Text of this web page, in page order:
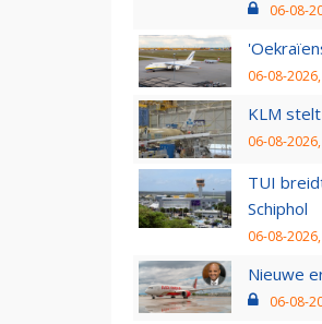
06-08-
06-08-
KLM
06-08-
TUI
Schiphol
06-08-
Nieuwe
06-08-